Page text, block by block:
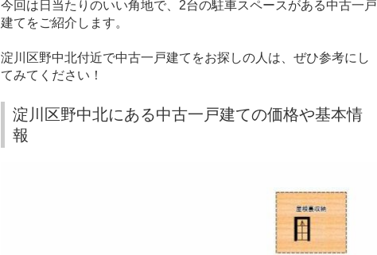
今回は日当たりのいい角地で、 2台の駐車スペースがある中古一戸
建てをご紹介します。
淀川区野中北付近で中古一戸建てをお探しの人は、ぜひ参考にし
てみてください！
淀川区野中北にある中古一戸建ての価格や基本情
報